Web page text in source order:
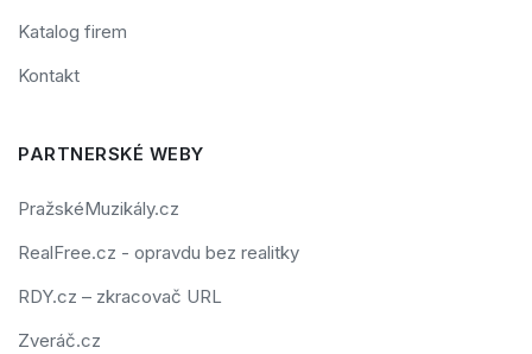
Katalog firem
Kontakt
PARTNERSKÉ WEBY
PražskéMuzikály.cz
RealFree.cz - opravdu bez realitky
RDY.cz – zkracovač URL
Zveráč.cz